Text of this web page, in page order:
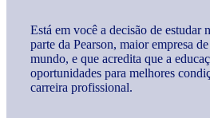
Está em você a decisão de estudar
parte da Pearson, maior empresa
mundo, e que acredita que a
oportunidades para melhores
carreira profissional.